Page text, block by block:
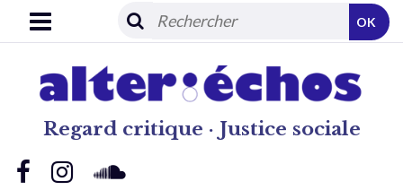
Regard critique · Justice sociale
OK